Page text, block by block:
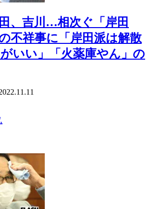
、吉川…相次ぐ「岸田
不祥事に「岸田派は解散
いい」「火薬庫やん」の